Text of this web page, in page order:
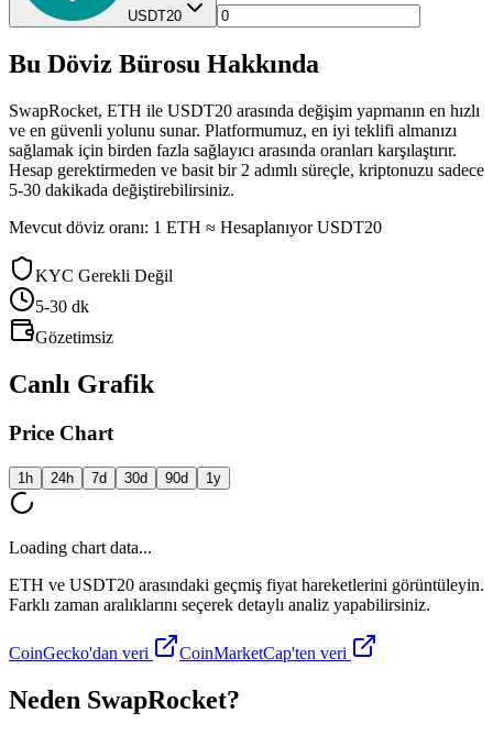
USDT20
Bu Döviz Bürosu Hakkında
SwapRocket, ETH ile USDT20 arasında değişim yapmanın en hızlı
ve en güvenli yolunu sunar. Platformumuz, en iyi teklifi almanızı
sağlamak için birden fazla sağlayıcı arasında oranları karşılaştırır.
Hesap gerektirmeden ve basit bir 2 adımlı süreçle, kriptonuzu sadece
5-30 dakikada değiştirebilirsiniz.
Mevcut döviz oranı: 1 ETH ≈ Hesaplanıyor USDT20
KYC Gerekli Değil
5-30 dk
Gözetimsiz
Canlı Grafik
Price Chart
1h 24h 7d 30d 90d 1y
Loading chart data...
ETH ve USDT20 arasındaki geçmiş fiyat hareketlerini görüntüleyin.
Farklı zaman aralıklarını seçerek detaylı analiz yapabilirsiniz.
CoinGecko'dan veri CoinMarketCap'ten veri
Neden SwapRocket?